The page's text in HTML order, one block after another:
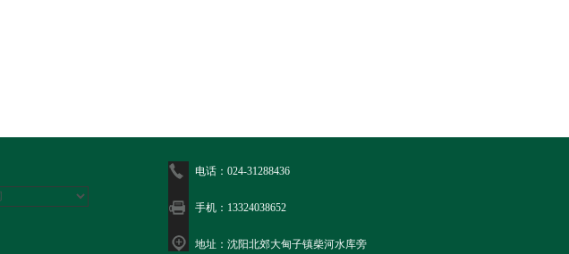
电话：024-31288436
手机：13324038652
地址：沈阳北郊大甸子镇柴河水库旁